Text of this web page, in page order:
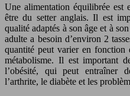
Une alimentation équilibrée est
être du setter anglais. Il est
qualité adaptés à son âge et à
adulte a besoin d’environ 2
quantité peut varier en fonction
métabolisme. Il est important
l’obésité, qui peut entraîner
l’arthrite, le diabète et les